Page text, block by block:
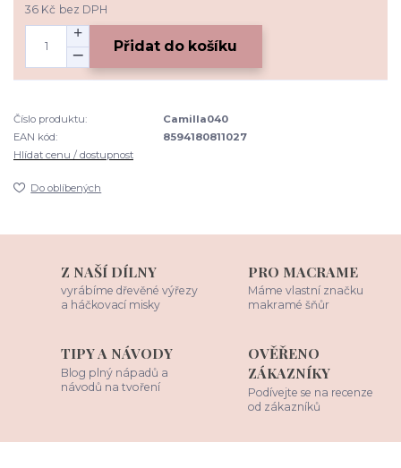
36 Kč bez DPH
Přidat do košíku
Číslo produktu:
Camilla040
EAN kód:
8594180811027
Hlídat cenu / dostupnost
Do oblíbených
Z NAŠÍ DÍLNY
vyrábíme dřevěné výřezy
a háčkovací misky
PRO MACRAME
Máme vlastní značku
makramé šňůr
TIPY A NÁVODY
Blog plný nápadů a
návodů na tvoření
OVĚŘENO
ZÁKAZNÍKY
Podívejte se na recenze
od zákazníků